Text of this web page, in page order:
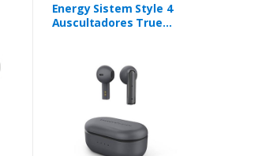
Energy Sistem Style 4
Auscultadores True
Chamadas/Música USB
Type-C Bluetooth